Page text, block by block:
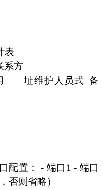
表
系方
址维护人员式 备
配置： - 端口1 - 端口
否则省略）